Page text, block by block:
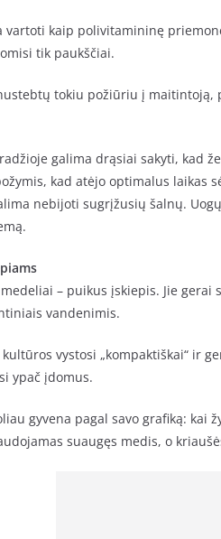
vartoti kaip polivitamininę
tik paukščiai.
tokiu požiūriu į maitintoją,
galima drąsiai sakyti, kad
kad atėjo optimalus
nebijoti sugrįžusių šalnų.
– puikus įskiepis. Jie
vandenimis.
vystosi „kompaktiškai“ ir
ypač įdomus.
gyvena pagal savo grafiką:
suaugęs medis, o